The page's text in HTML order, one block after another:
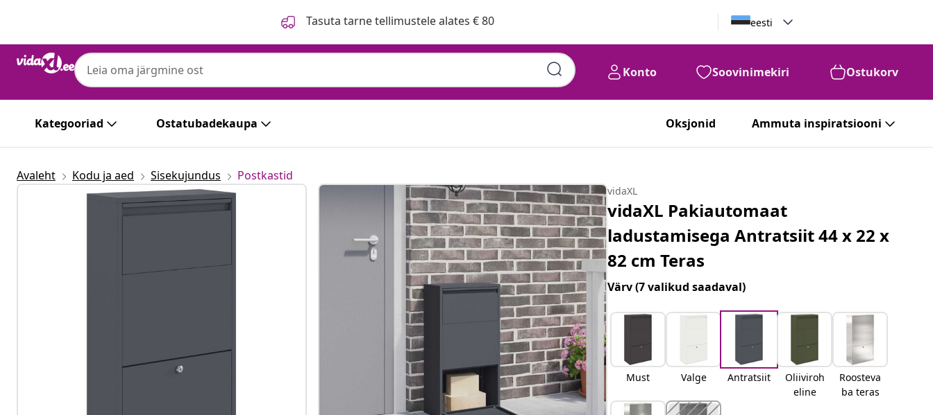
Tasuta tarne tellimustele alates € 80 eesti
Konto Soovinimekiri Ostukorv
Kategooriad Ostatubadekaupa Oksjonid Ammuta inspiratsiooni
Avaleht Kodu ja aed Sisekujundus Postkastid
vidaXL
vidaXL Pakiautomaat
ladustamisega Antratsiit 44 x 22 x
82 cm Teras
Värv(7 valikud saadaval)
Must Valge Antratsiit
Oliiviroh
eline
Roosteva
ba teras